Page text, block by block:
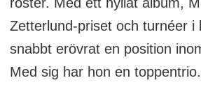
röster. Med ett hyllat album,
Zetterlund-priset och turnéer i
snabbt erövrat en position
Med sig har hon en